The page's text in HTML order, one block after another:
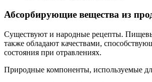
Абсорбирующие вещества из
Существуют и народные рецепты.
также обладают качествами,
состояния при отравлениях.
Природные компоненты, используемые